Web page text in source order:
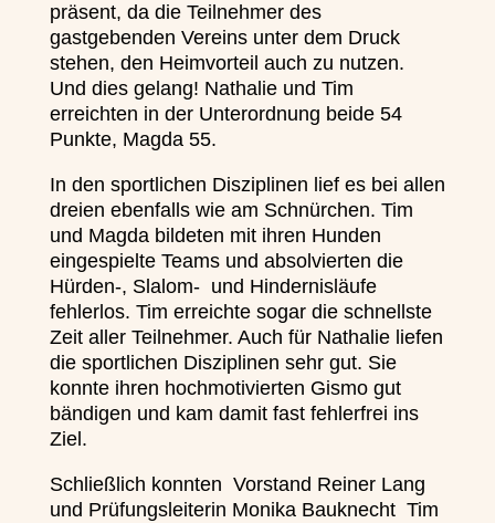
präsent, da die Teilnehmer des
gastgebenden Vereins unter dem Druck
stehen, den Heimvorteil auch zu nutzen.
Und dies gelang! Nathalie und Tim
erreichten in der Unterordnung beide 54
Punkte, Magda 55.
In den sportlichen Disziplinen lief es bei allen
dreien ebenfalls wie am Schnürchen. Tim
und Magda bildeten mit ihren Hunden
eingespielte Teams und absolvierten die
Hürden-, Slalom- und Hindernisläufe
fehlerlos. Tim erreichte sogar die schnellste
Zeit aller Teilnehmer. Auch für Nathalie liefen
die sportlichen Disziplinen sehr gut. Sie
konnte ihren hochmotivierten Gismo gut
bändigen und kam damit fast fehlerfrei ins
Ziel.
Schließlich konnten Vorstand Reiner Lang
und Prüfungsleiterin Monika Bauknecht Tim